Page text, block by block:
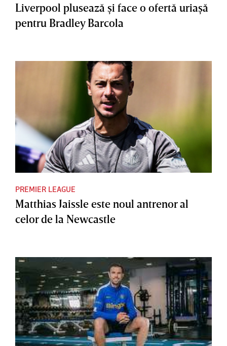
Liverpool plusează şi face o ofertă uriaşă
pentru Bradley Barcola
PREMIER LEAGUE
Matthias Jaissle este noul antrenor al
celor de la Newcastle